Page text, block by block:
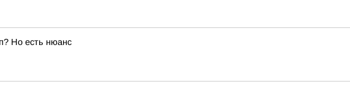
Но есть нюанс